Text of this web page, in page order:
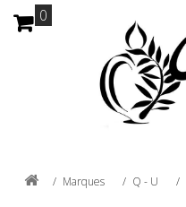
0
Marques Q - U